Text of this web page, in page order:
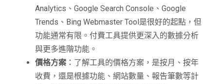
Analytics、Google Search Console、Google
Trends、Bing Webmaster Tool是很好的起點，但
功能通常有限。付費工具提供更深入的數據分析
與更多進階功能。
價格方案 ：了解工具的價格方案，是按月、按年
收費，還是根據功能、網站數量、報告筆數等計